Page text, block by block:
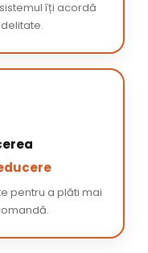
îți acordă
pentru a plăti mai